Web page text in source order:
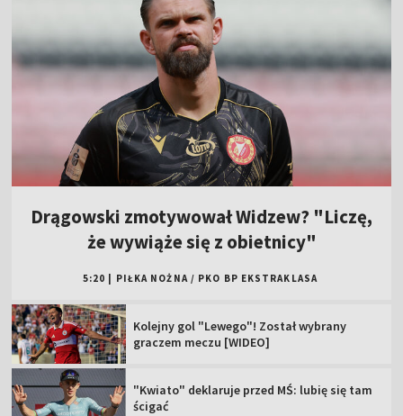
Drągowski zmotywował Widzew? "Liczę,
że wywiąże się z obietnicy"
5:20 PIŁKA NOŻNA / PKO BP EKSTRAKLASA
Kolejny gol "Lewego"! Został wybrany
graczem meczu [WIDEO]
"Kwiato" deklaruje przed MŚ: lubię się tam
ścigać